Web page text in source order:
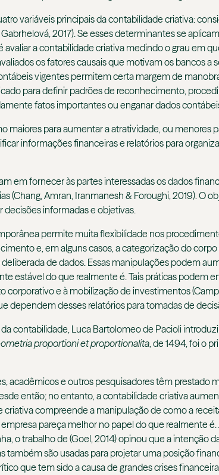
variáveis principais da contabilidade criativa:
2017). Se esses determinantes se
avaliar a contabilidade criativa medindo o grau em
os fatores causais que motivam os bancos a
vigentes permitem certa margem de
para definir padrões de reconhecimento,
fatos importantes ou enganar dados
maiores para aumentar a atratividade, ou menores
informações financeiras e relatórios para
em fornecer às partes interessadas os dados
(Chang, Amran, Iranmanesh & Foroughi, 2019). O
decisões informadas e objetivas.
permite muita flexibilidade nos
e, em alguns casos, a categorização do
de dados. Essas manipulações podem
estável do que realmente é. Tais práticas podem
e à mobilização de investimentos
dependem desses relatórios para tomadas de
contabilidade, Luca Bartolomeo de Pacioli
proportioni et proportionalita, de 1494, foi o
acadêmicos e outros pesquisadores têm prestado
então; no entanto, a contabilidade criativa
compreende a manipulação de como a
pareça melhor no papel do que realmente
o trabalho de (Goel, 2014) opinou que a
também são usadas para projetar uma posição
que tem sido a causa de grandes crises